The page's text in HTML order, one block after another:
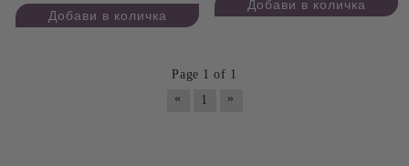
Page 1 of 1
«
1 »